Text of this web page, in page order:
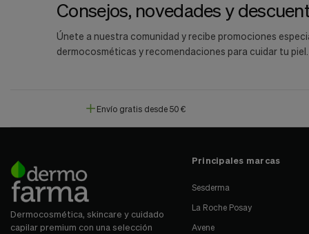
Consejos, novedades y
Únete a nuestra comunidad y recibe promociones
dermocosméticas y recomendaciones para cuidar tu piel.
Envío gratis desde 50 €
Dermocosmética, skincare y cuidado
capilar premium con una selección
Principales marcas
Sesderma
La Roche Posay
Avene